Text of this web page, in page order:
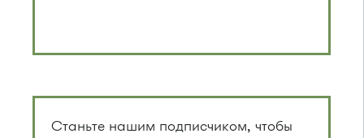
Станьте нашим подписчиком, чтобы